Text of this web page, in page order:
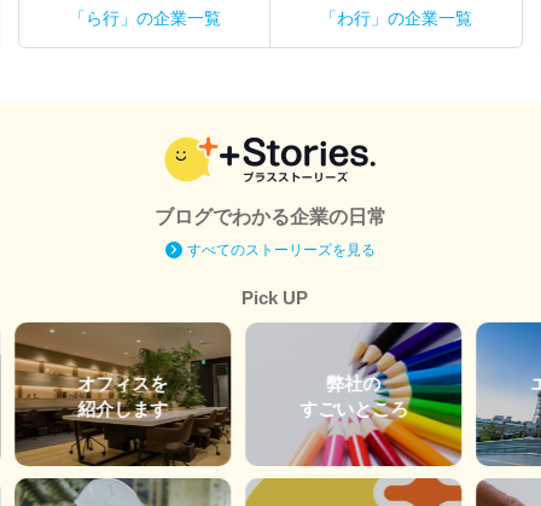
「ら行」の企業一覧 「わ行」の企業一覧
ブログでわかる企業の日常
すべてのストーリーズを見る
Pick UP
オフィスを
紹介します
弊社の
すごいところ